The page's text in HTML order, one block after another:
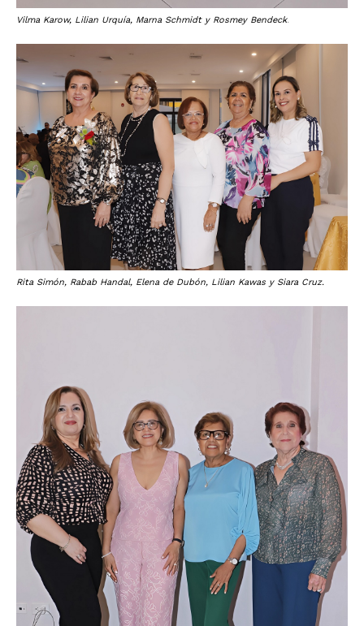
Vilma Karow, Lilian Urquía, Marna Schmidt y Rosmey Bendeck.
Rita Simón, Rabab Handal, Elena de Dubón, Lilian Kawas y Siara Cruz.